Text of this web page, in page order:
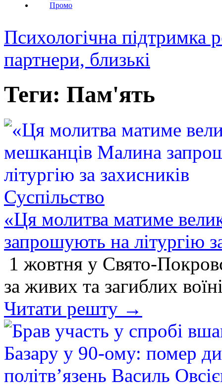
Промо
Психологічна підтримка
партнери, близькі
Теги: Пам'ять
Суспільство
«Ця молитва матиме
запрошують на літургію
1 жовтня у Свято-
за живих та загиблих
Читати решту →